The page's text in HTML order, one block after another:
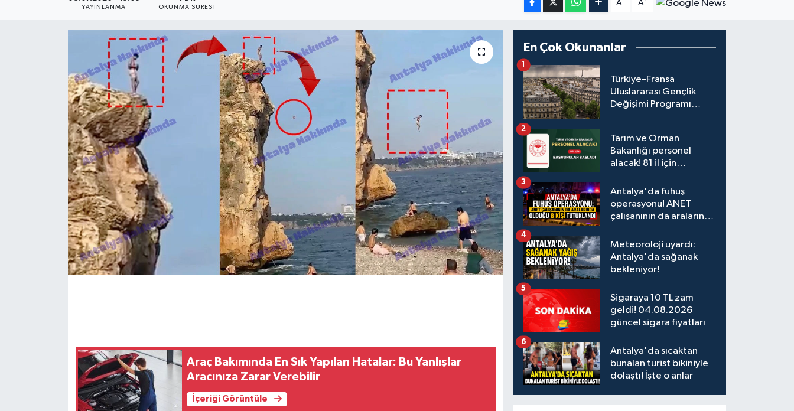
YAYINLANMA OKUNMA SÜRESI
A A
Araç Bakımında En Sık Yapılan Hatalar: Bu Yanlışlar
Aracınıza Zarar Verebilir
İçeriği Görüntüle
En Çok Okunanlar
Türkiye–Fransa
Uluslararası Gençlik
Değişimi Programı
1
Tarım ve Orman
Bakanlığı personel
alacak! 81 il için
2
Antalya'da fuhuş
operasyonu! ANET
çalışanının da aralarında
3
Meteoroloji uyardı:
Antalya'da sağanak
bekleniyor!
4
Sigaraya 10 TL zam
geldi! 04.08.2026
güncel sigara fiyatları
5
Antalya'da sıcaktan
bunalan turist bikiniyle
dolaştı! İşte o anlar
6
Resmi Reklamlar